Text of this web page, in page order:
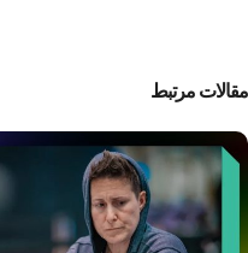
مقالات مرتبط